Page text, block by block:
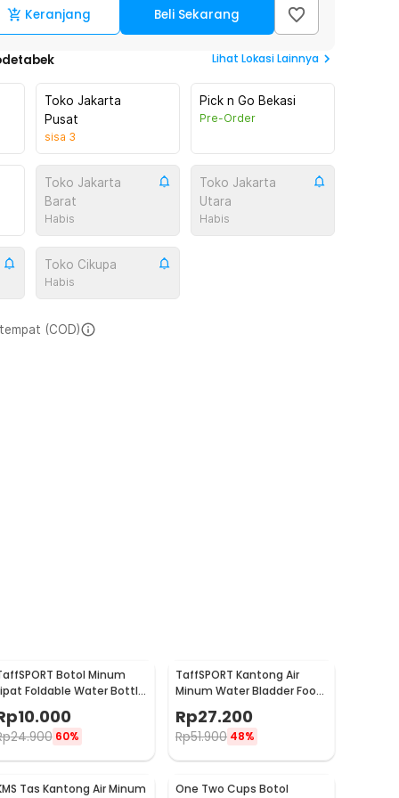
Keranjang Beli Sekarang
Lihat Lokasi Lainnya
Toko Jakarta
Pusat
sisa 3
Pick n Go Bekasi
Pre-Order
Toko Jakarta
Barat
Habis
Toko Jakarta
Utara
Habis
Toko Cikupa
Habis
(COD)
Botol Minum
Foldable Water Bottle
10.000
24.900 60%
TaffSPORT Kantong Air
Minum Water Bladder Food
SD16
Rp27.200
Rp51.900 48%
Tas Kantong Air Minum
One Two Cups Botol